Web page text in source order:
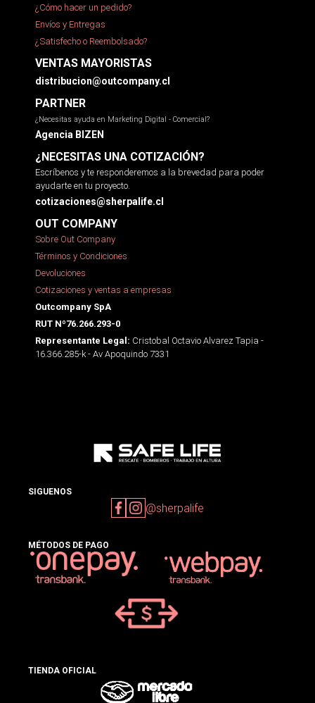
¿Cómo hacer un pedido?
Envíos y Entregas
¿Satisfecho o Reembolsado?
VENTAS MAYORISTAS
distribucion@outcompany.cl
PARTNER
¿Necesitas ayuda en Marketing Digital - Comercial?
Agencia BIZEN
¿NECESITAS UNA COTIZACIÓN?
Escríbenos y te responderemos a la brevedad para poder
ayudarte en tu proyecto.
cotizaciones@sherpalife.cl
OUT COMPANY
Sobre Out Company
Términos y Condiciones
Devoluciones
Cotizaciones y ventas a empresas
Outcompany SpA
RUT Nº76.266.293-0
Representante Legal: Cristobal Octavio Alvarez Tapia -
16.366.285-k - Av Apoquindo 7331
SIGUENOS
@sherpalife
MÉTODOS DE PAGO
TIENDA OFICIAL